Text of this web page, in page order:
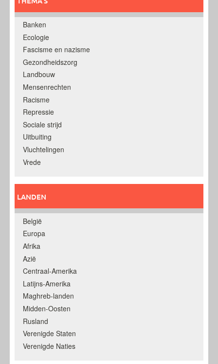
Banken
Ecologie
Fascisme en nazisme
Gezondheidszorg
Landbouw
Mensenrechten
Racisme
Repressie
Sociale strijd
Uitbuiting
Vluchtelingen
Vrede
LANDEN
België
Europa
Afrika
Azië
Centraal-Amerika
Latijns-Amerika
Maghreb-landen
Midden-Oosten
Rusland
Verenigde Staten
Verenigde Naties